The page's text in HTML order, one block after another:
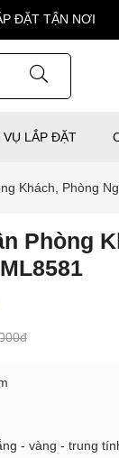
ĐẶT TẬN NƠI
VỤ LẮP ĐẶT
Khách, Phòng
Phòng
- vàng - trung